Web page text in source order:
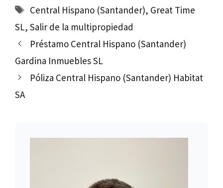
Etiquetas
Central Hispano (Santander), Great Time
SL, Salir de la multipropiedad
Préstamo Central Hispano (Santander)
Gardina Inmuebles SL
Póliza Central Hispano (Santander) Habitat
SA